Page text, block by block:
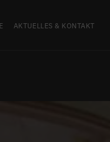
AKTUELLES & KONTAKT